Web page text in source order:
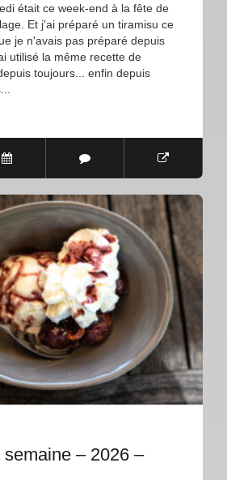
était ce week-end à la fête de
Et j'ai préparé un tiramisu ce
je n'avais pas préparé depuis
utilisé la même recette de
toujours... enfin depuis
– 2026 –